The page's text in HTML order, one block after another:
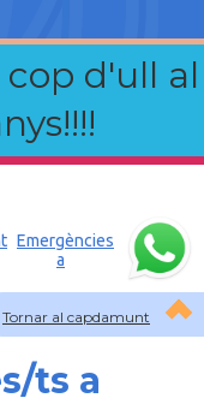
d'ull al
Tornar al capdamunt
Emergències
a
ts a